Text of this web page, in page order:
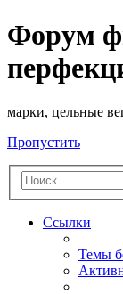
Форум
марки, цельные
Пропустить
Ссылки
Темы